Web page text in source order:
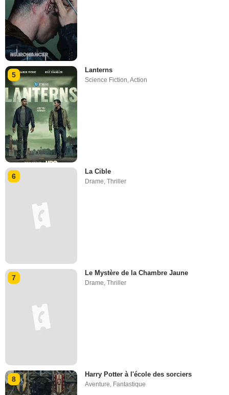
5
Lanterns
Science Fiction ,Action
6
La Cible
Drame,Thriller
7
Le Mystère de la Chambre Jaune
Drame,Thriller
8
Harry Potter à l'école des sorciers
Aventure, Fantastique